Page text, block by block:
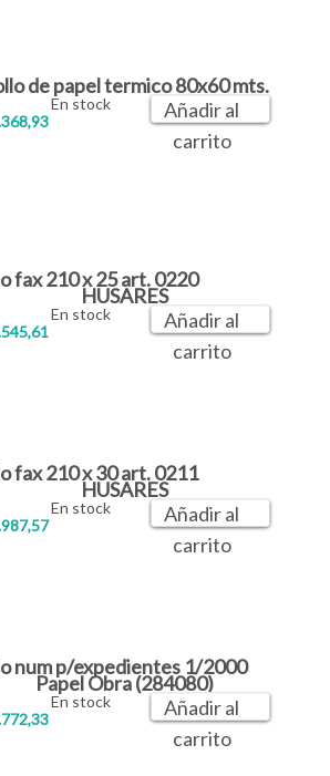
de papel termico 80x60 mts.
En stock
Añadir al
carrito
fax 210 x 25 art. 0220
HUSARES
En stock
Añadir al
carrito
fax 210 x 30 art. 0211
HUSARES
En stock
Añadir al
carrito
num p/expedientes 1/2000
Papel Obra (284080)
En stock
Añadir al
carrito